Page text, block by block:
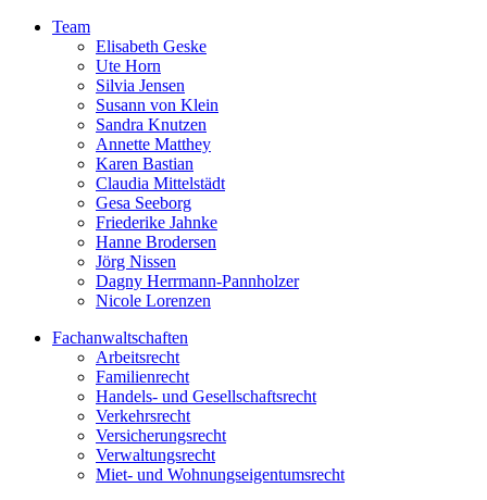
Team
Elisabeth Geske
Ute Horn
Silvia Jensen
Susann von Klein
Sandra Knutzen
Annette Matthey
Karen Bastian
Claudia Mittelstädt
Gesa Seeborg
Friederike Jahnke
Hanne Brodersen
Jörg Nissen
Dagny Herrmann-Pannholzer
Nicole Lorenzen
Fachanwaltschaften
Arbeitsrecht
Familienrecht
Handels- und Gesellschaftsrecht
Verkehrsrecht
Versicherungsrecht
Verwaltungsrecht
Miet- und Wohnungseigentumsrecht